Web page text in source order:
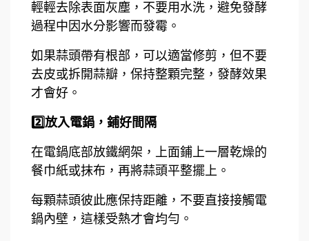
輕輕去除表面灰塵，不要用水洗，避免發酵
過程中因水分影響而發霉。
如果蒜頭帶有根部，可以適當修剪，但不要
去皮或拆開蒜瓣，保持整顆完整，發酵效果
才會好。
2️⃣放入電鍋，鋪好間隔
在電鍋底部放鐵網架，上面鋪上一層乾燥的
餐巾紙或抹布，再將蒜頭平整擺上。
每顆蒜頭彼此應保持距離，不要直接接觸電
鍋內壁，這樣受熱才會均勻。